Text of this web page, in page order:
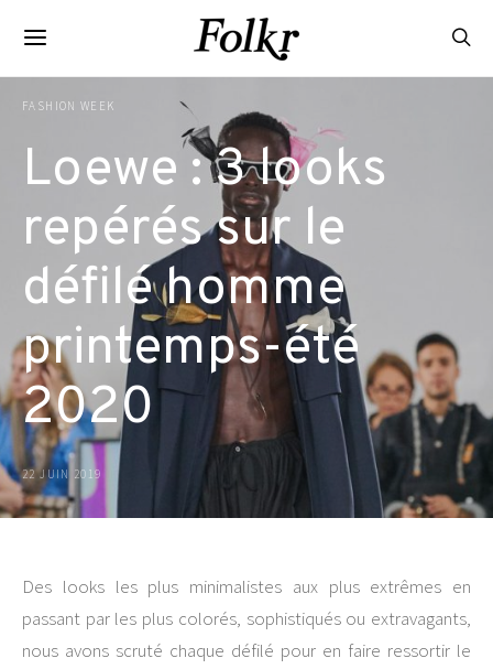
FASHION WEEK
Loewe : 3 looks
repérés sur le
défilé homme
printemps-été
2020
22 JUIN 2019
Des looks les plus minimalistes aux plus extrêmes en
passant par les plus colorés, sophistiqués ou extravagants,
nous avons scruté chaque défilé pour en faire ressortir le